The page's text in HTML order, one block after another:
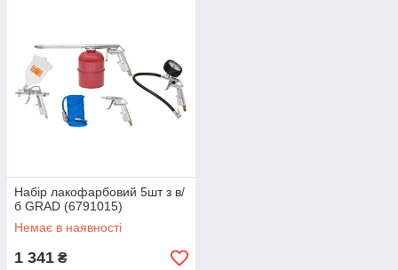
Набір лакофарбовий 5шт з в/
б GRAD (6791015)
Немає в наявності
1 341 ₴